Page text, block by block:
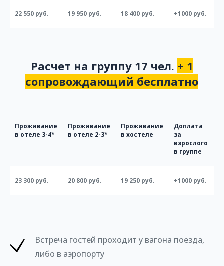
22 550 руб. 19 950 руб. 18 400 руб. +1000 руб.
Расчет на группу 17 чел. + 1
сопровождающий бесплатно
Проживание
в отеле 3-4*
Проживание
в отеле 2-3*
Проживание
в хостеле
Доплата
за
взрослого
в группе
23 300 руб. 20 800 руб. 19 250 руб. +1000 руб.
Встреча гостей проходит у вагона поезда,
либо в аэропорту